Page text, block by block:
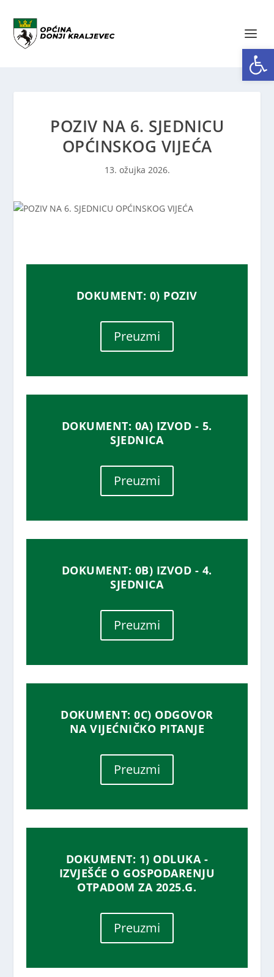
Open toolbar
POZIV NA 6. SJEDNICU
OPĆINSKOG VIJEĆA
13. ožujka 2026.
DOKUMENT: 0) POZIV
Preuzmi
DOKUMENT: 0A) IZVOD - 5.
SJEDNICA
Preuzmi
DOKUMENT: 0B) IZVOD - 4.
SJEDNICA
Preuzmi
DOKUMENT: 0C) ODGOVOR
NA VIJEĆNIČKO PITANJE
Preuzmi
DOKUMENT: 1) ODLUKA -
IZVJEŠĆE O GOSPODARENJU
OTPADOM ZA 2025.G.
Preuzmi